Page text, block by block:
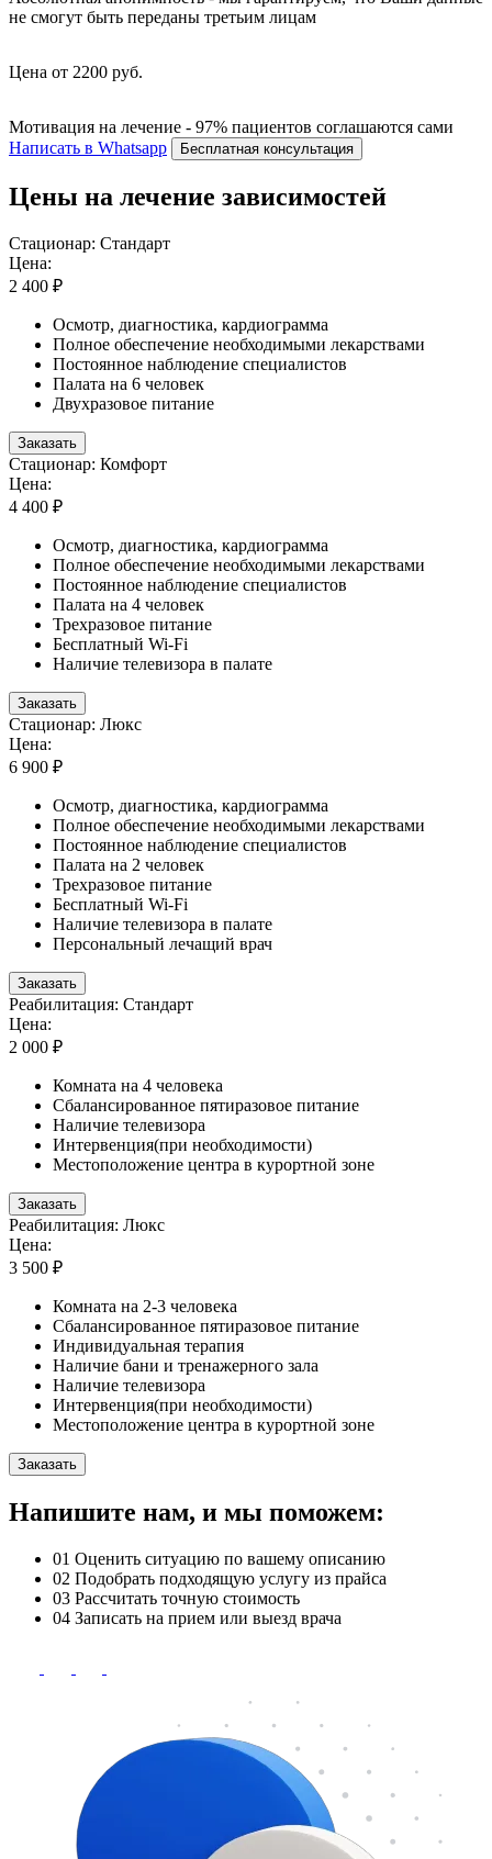
не смогут быть переданы третьим лицам
Цена от 2200 руб.
Мотивация на лечение - 97% пациентов соглашаются сами
Написать в Whatsapp
Бесплатная консультация
Цены на лечение зависимостей
Стационар: Стандарт
Цена:
2 400 ₽
Осмотр, диагностика, кардиограмма
Полное обеспечение необходимыми лекарствами
Постоянное наблюдение специалистов
Палата на 6 человек
Двухразовое питание
Заказать
Стационар: Комфорт
Цена:
4 400 ₽
Осмотр, диагностика, кардиограмма
Полное обеспечение необходимыми лекарствами
Постоянное наблюдение специалистов
Палата на 4 человек
Трехразовое питание
Бесплатный Wi-Fi
Наличие телевизора в палате
Заказать
Стационар: Люкс
Цена:
6 900 ₽
Осмотр, диагностика, кардиограмма
Полное обеспечение необходимыми лекарствами
Постоянное наблюдение специалистов
Палата на 2 человек
Трехразовое питание
Бесплатный Wi-Fi
Наличие телевизора в палате
Персональный лечащий врач
Заказать
Реабилитация: Стандарт
Цена:
2 000 ₽
Комната на 4 человека
Сбалансированное пятиразовое питание
Наличие телевизора
Интервенция(при необходимости)
Местоположение центра в курортной зоне
Заказать
Реабилитация: Люкс
Цена:
3 500 ₽
Комната на 2-3 человека
Сбалансированное пятиразовое питание
Индивидуальная терапия
Наличие бани и тренажерного зала
Наличие телевизора
Интервенция(при необходимости)
Местоположение центра в курортной зоне
Заказать
Напишите нам, и мы поможем:
01 Оценить ситуацию по вашему описанию
02 Подобрать подходящую услугу из прайса
03 Рассчитать точную стоимость
04 Записать на прием или выезд врача